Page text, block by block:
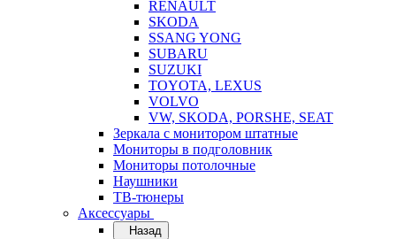
RENAULT
SKODA
SSANG YONG
SUBARU
SUZUKI
TOYOTA, LEXUS
VOLVO
VW, SKODA, PORSHE, SEAT
Зеркала с монитором штатные
Мониторы в подголовник
Мониторы потолочные
Наушники
ТВ-тюнеры
Аксессуары
Назад